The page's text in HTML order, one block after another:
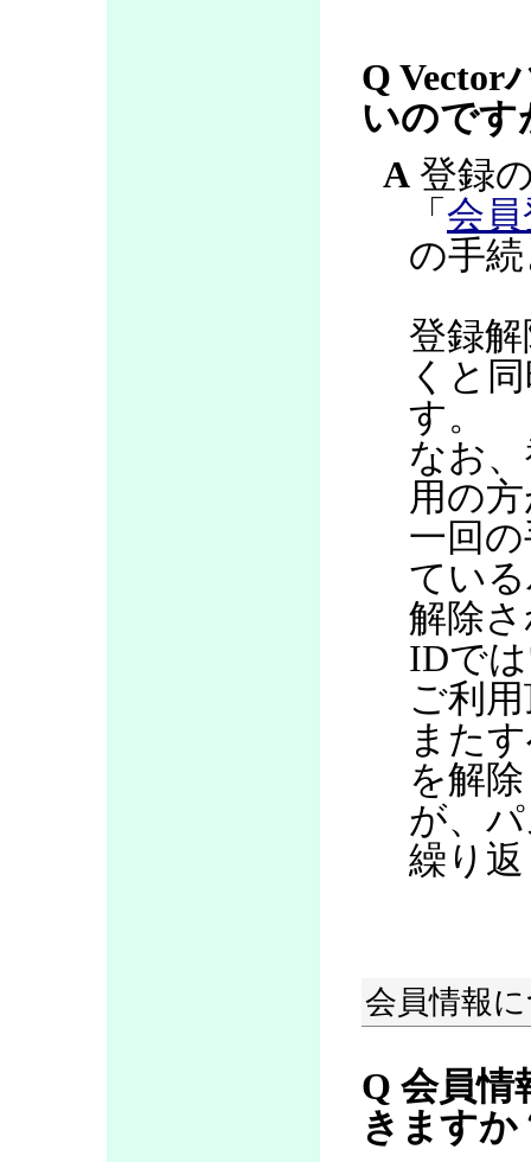
Q Vector
いのです
A 登録
「 会
の手
登録
くと
す。
なお
用の
一回
てい
解除
IDで
ご利
また
を解
が、
繰り
会員情報
Q 会員情
きますか